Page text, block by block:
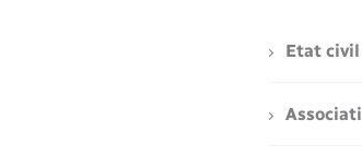
Etat civil